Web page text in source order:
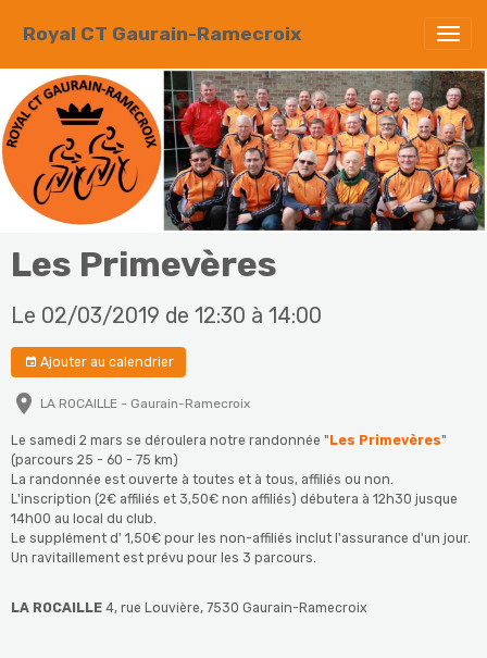
Royal CT Gaurain-Ramecroix
Les Primevères
Le 02/03/2019 de 12:30 à 14:00
Ajouter au calendrier
LA ROCAILLE - Gaurain-Ramecroix
Le samedi 2 mars se déroulera notre randonnée " Les Primevères"
(parcours 25 - 60 - 75 km)
La randonnée est ouverte à toutes et à tous, affiliés ou non.
L'inscription (2€ affiliés et 3,50€ non affiliés) débutera à 12h30 jusque
14h00 au local du club.
Le supplément d' 1,50€ pour les non-affiliés inclut l'assurance d'un jour.
Un ravitaillement est prévu pour les 3 parcours.
LA ROCAILLE 4, rue Louvière, 7530 Gaurain-Ramecroix